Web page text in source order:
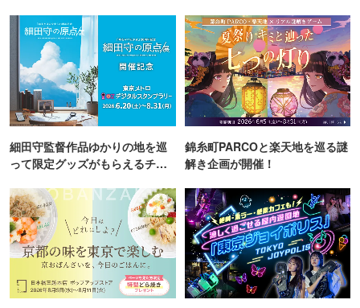
細田守監督作品ゆかりの地を巡
って限定グッズがもらえるチャ
錦糸町PARCOと楽天地を巡る謎
解き企画が開催！